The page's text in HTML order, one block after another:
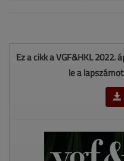
Ez a cikk a VGF&HKL 2022.
le a